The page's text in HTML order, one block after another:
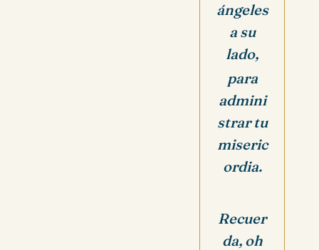
ángeles
a su
lado,
para
admini
strar tu
miseric
ordia.
Recuer
da, oh